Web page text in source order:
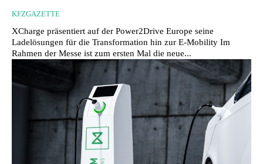
KFZGAZETTE
XCharge präsentiert auf der Power2Drive Europe seine
Ladelösungen für die Transformation hin zur E-Mobility Im
Rahmen der Messe ist zum ersten Mal die neue...